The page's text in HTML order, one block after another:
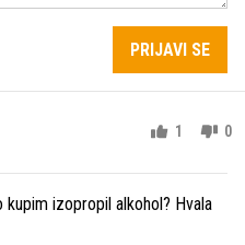
PRIJAVI SE
1 0
izopropil alkohol? Hvala